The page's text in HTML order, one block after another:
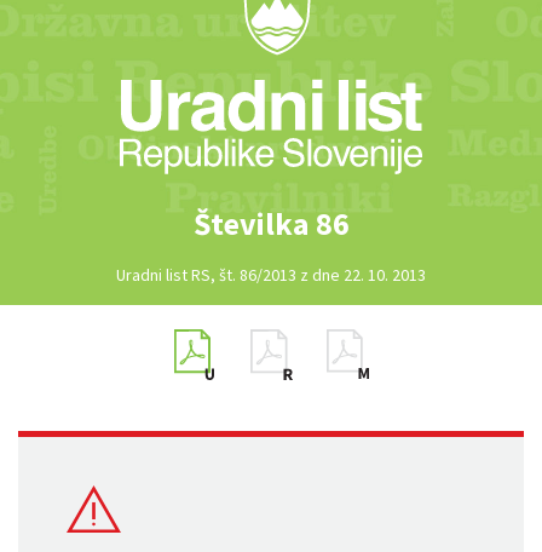
Številka 86
Uradni list RS, št. 86/2013 z dne 22. 10. 2013